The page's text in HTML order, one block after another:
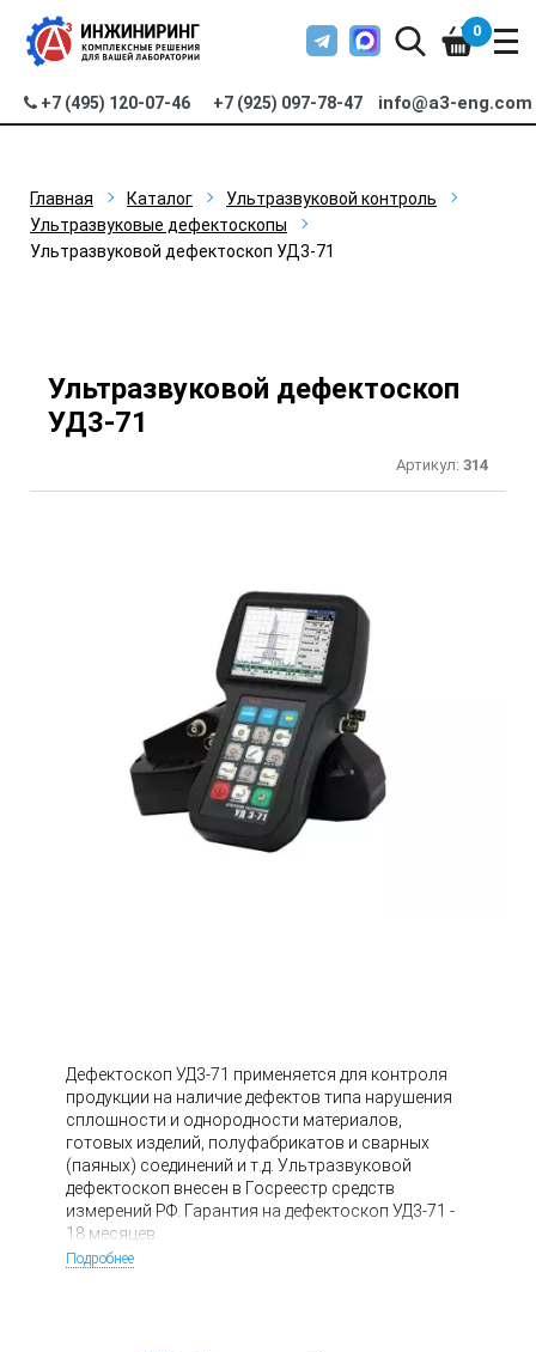
+7 (495) 120-07-46 +7 (925) 097-78-47 info@a3-eng.com
0
Главная Каталог
Ультразвуковой контроль
Ультразвуковые дефектоскопы
Ультразвуковой дефектоскоп УД3-71
Ультразвуковой дефектоскоп
УД3-71
Артикул: 314
Дефектоскоп УД3-71 применяется для контроля
продукции на наличие дефектов типа нарушения
сплошности и однородности материалов,
готовых изделий, полуфабрикатов и сварных
(паяных) соединений и т.д. Ультразвуковой
дефектоскоп внесен в Госреестр средств
измерений РФ. Гарантия на дефектоскоп УД3-71 -
18 месяцев.
Подробнее